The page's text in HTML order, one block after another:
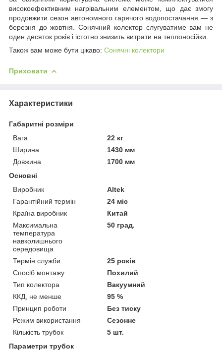
високоефективним нагрівальним елементом, що дає змогу
продовжити сезон автономного гарячого водопостачання — з
березня до жовтня. Сонячний колектор слугуватиме вам не
один десяток років і істотно знизить витрати на теплоносійки.
Також вам може бути цікаво: Сонячні колектори
Приховати
Характеристики
Габаритні розміри
Вага
22 кг
Ширина
1430 мм
Довжина
1700 мм
Основні
Виробник
Altek
Гарантійний термін
24 міс
Країна виробник
Китай
Максимальна
температура
навколишнього
середовища
50 град.
Термін служби
25 років
Спосіб монтажу
Похилий
Тип колектора
Вакуумний
ККД, не менше
95 %
Принцип роботи
Без тиску
Режим використання
Сезонне
Кількість трубок
5 шт.
Параметри трубок